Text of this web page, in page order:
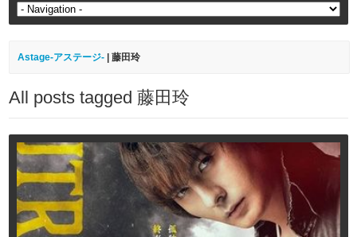
Astage-アステージ- |藤田玲
All posts tagged 藤田玲